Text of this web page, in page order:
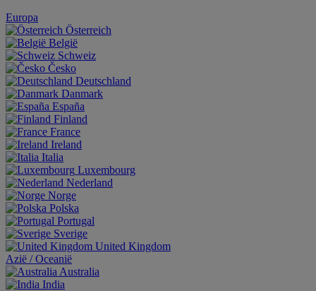
Europa
Österreich
België
Schweiz
Česko
Deutschland
Danmark
España
Finland
France
Ireland
Italia
Luxembourg
Nederland
Norge
Polska
Portugal
Sverige
United Kingdom
Aziё / Oceaniё
Australia
India